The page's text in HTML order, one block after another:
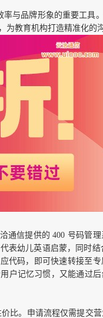
与品牌形象的重要工具。
为教育机构打造精准化的
通信提供的 400 号码管
幼儿英语启蒙，同时结
代码，即可快速转接至
户记忆习惯，又能通过
比。申请流程仅需提交